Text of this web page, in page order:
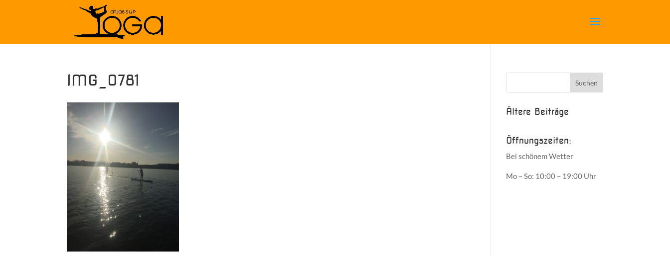
IMG_0781
Ältere Beiträge
Öffnungszeiten:
Bei schönem Wetter
Mo – So: 10:00 – 19:00 Uhr